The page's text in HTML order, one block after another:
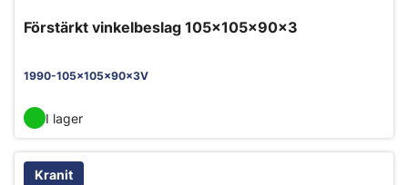
Förstärkt vinkelbeslag 105x105x90x3
1990-105x105x90x3V
I lager
Kranit